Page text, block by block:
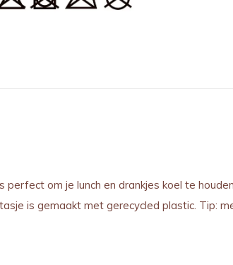
perfect om je lunch en drankjes koel te
is gemaakt met gerecycled plastic. Tip: